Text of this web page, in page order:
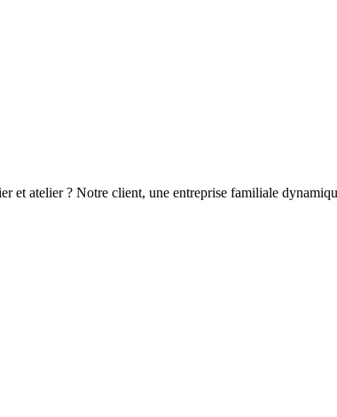
et atelier ? Notre client, une entreprise familiale